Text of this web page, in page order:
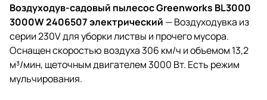
Воздуходув-садовый пылесос Greenworks BL3000
3000W 2406507 электрический — Воздуходувка из
серии 230V для уборки листвы и прочего мусора.
Оснащен скоростью воздуха 306 км/ч и объемом 13,2
м³/мин, щеточным двигателем 3000 Вт. Есть режим
мульчирования.